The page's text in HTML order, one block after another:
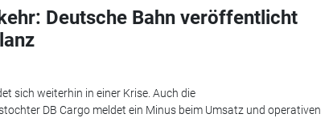
Deutsche Bahn veröffentlicht
sich weiterhin in einer Krise. Auch die
DB Cargo meldet ein Minus beim Umsatz und operativen